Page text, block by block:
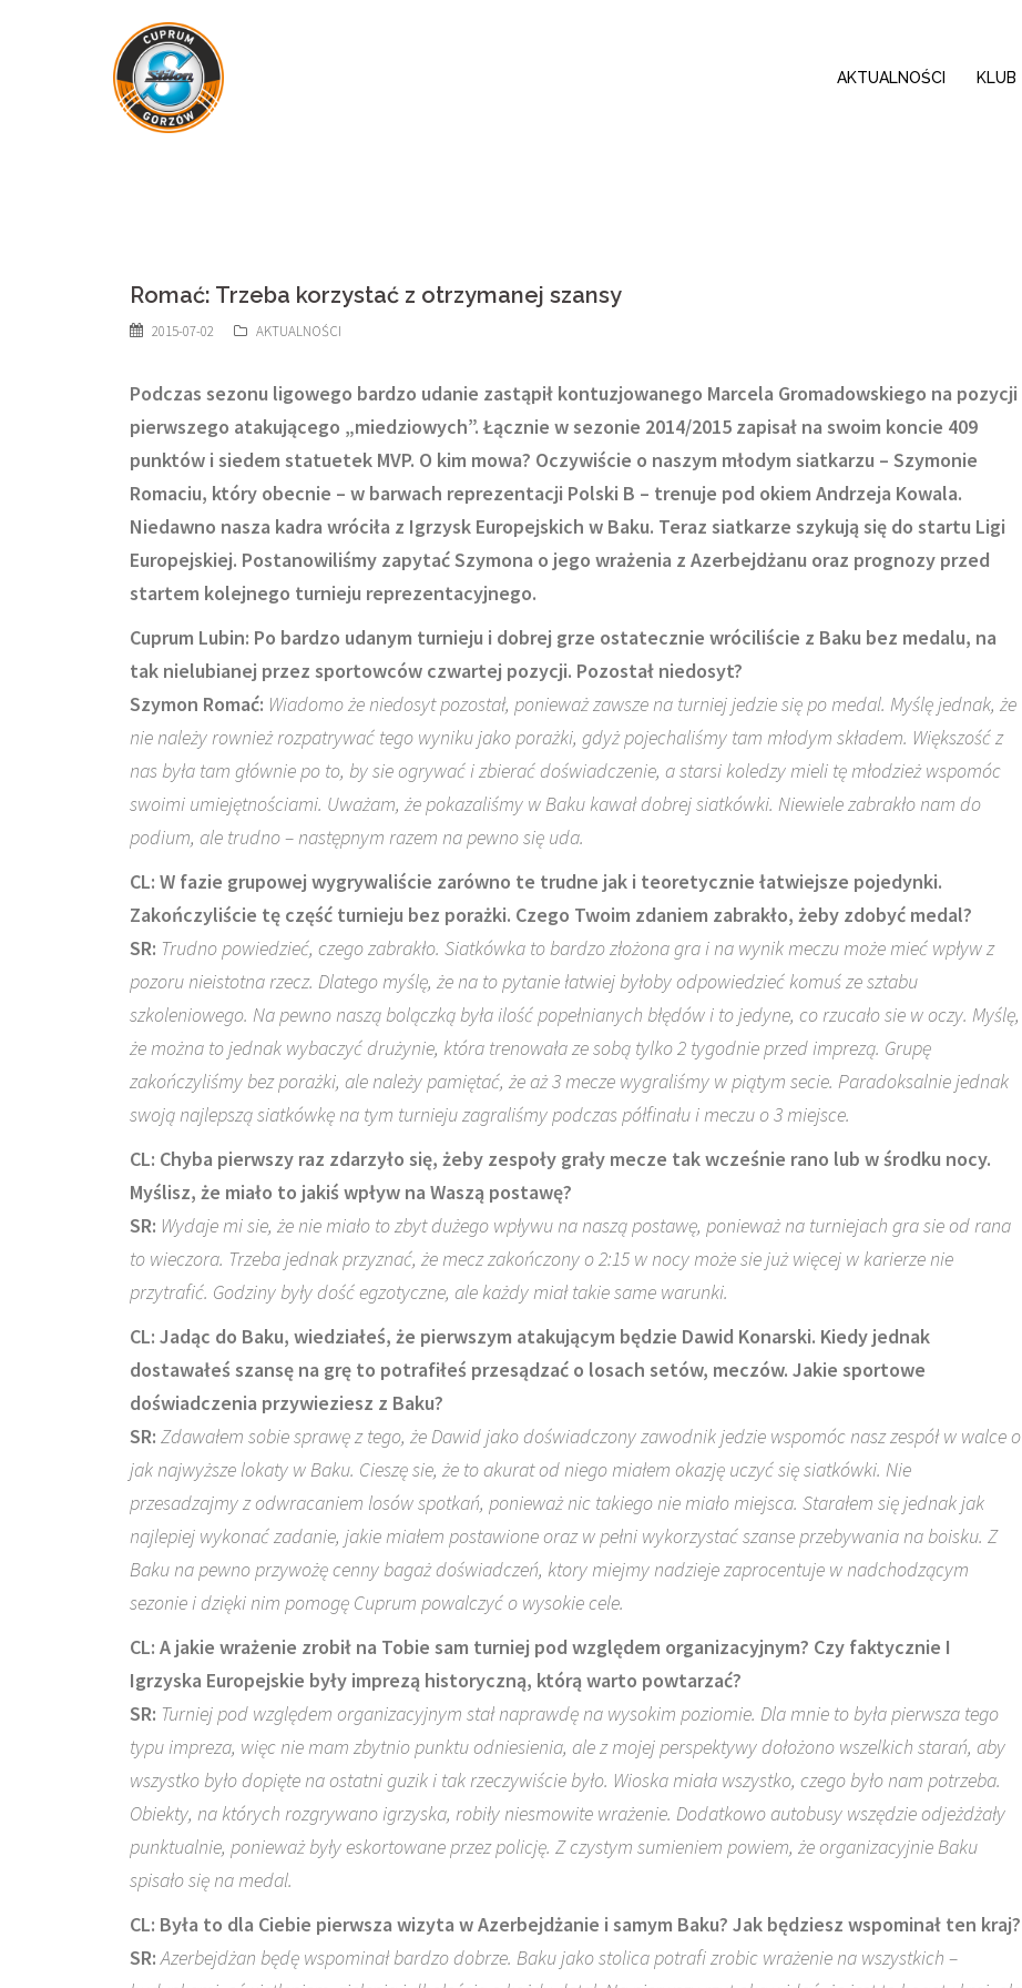
AKTUALNOŚCI KLUB
Romać: Trzeba korzystać z otrzymanej szansy
2015-07-02 AKTUALNOŚCI
Podczas sezonu ligowego bardzo udanie zastąpił kontuzjowanego Marcela Gromadowskiego na pozycji
pierwszego atakującego „miedziowych”. Łącznie w sezonie 2014/2015 zapisał na swoim koncie 409
punktów i siedem statuetek MVP. O kim mowa? Oczywiście o naszym młodym siatkarzu – Szymonie
Romaciu, który obecnie – w barwach reprezentacji Polski B – trenuje pod okiem Andrzeja Kowala.
Niedawno nasza kadra wróciła z Igrzysk Europejskich w Baku. Teraz siatkarze szykują się do startu Ligi
Europejskiej. Postanowiliśmy zapytać Szymona o jego wrażenia z Azerbejdżanu oraz prognozy przed
startem kolejnego turnieju reprezentacyjnego.
Cuprum Lubin: Po bardzo udanym turnieju i dobrej grze ostatecznie wróciliście z Baku bez medalu, na
tak nielubianej przez sportowców czwartej pozycji. Pozostał niedosyt?
Szymon Romać: Wiadomo że niedosyt pozostał, ponieważ zawsze na turniej jedzie się po medal. Myślę jednak, że
nie należy rownież rozpatrywać tego wyniku jako porażki, gdyż pojechaliśmy tam młodym składem. Większość z
nas była tam głównie po to, by sie ogrywać i zbierać doświadczenie, a starsi koledzy mieli tę młodzież wspomóc
swoimi umiejętnościami. Uważam, że pokazaliśmy w Baku kawał dobrej siatkówki. Niewiele zabrakło nam do
podium, ale trudno – następnym razem na pewno się uda.
CL: W fazie grupowej wygrywaliście zarówno te trudne jak i teoretycznie łatwiejsze pojedynki.
Zakończyliście tę część turnieju bez porażki. Czego Twoim zdaniem zabrakło, żeby zdobyć medal?
SR: Trudno powiedzieć, czego zabrakło. Siatkówka to bardzo złożona gra i na wynik meczu może mieć wpływ z
pozoru nieistotna rzecz. Dlatego myślę, że na to pytanie łatwiej byłoby odpowiedzieć komuś ze sztabu
szkoleniowego. Na pewno naszą bolączką była ilość popełnianych błędów i to jedyne, co rzucało sie w oczy. Myślę,
że można to jednak wybaczyć drużynie, która trenowała ze sobą tylko 2 tygodnie przed imprezą. Grupę
zakończyliśmy bez porażki, ale należy pamiętać, że aż 3 mecze wygraliśmy w piątym secie. Paradoksalnie jednak
swoją najlepszą siatkówkę na tym turnieju zagraliśmy podczas półfinału i meczu o 3 miejsce.
CL: Chyba pierwszy raz zdarzyło się, żeby zespoły grały mecze tak wcześnie rano lub w środku nocy.
Myślisz, że miało to jakiś wpływ na Waszą postawę?
SR: Wydaje mi sie, że nie miało to zbyt dużego wpływu na naszą postawę, ponieważ na turniejach gra sie od rana
to wieczora. Trzeba jednak przyznać, że mecz zakończony o 2:15 w nocy może sie już więcej w karierze nie
przytrafić. Godziny były dość egzotyczne, ale każdy miał takie same warunki.
CL: Jadąc do Baku, wiedziałeś, że pierwszym atakującym będzie Dawid Konarski. Kiedy jednak
dostawałeś szansę na grę to potrafiłeś przesądzać o losach setów, meczów. Jakie sportowe
doświadczenia przywieziesz z Baku?
SR: Zdawałem sobie sprawę z tego, że Dawid jako doświadczony zawodnik jedzie wspomóc nasz zespół w walce o
jak najwyższe lokaty w Baku. Cieszę sie, że to akurat od niego miałem okazję uczyć się siatkówki. Nie
przesadzajmy z odwracaniem losów spotkań, ponieważ nic takiego nie miało miejsca. Starałem się jednak jak
najlepiej wykonać zadanie, jakie miałem postawione oraz w pełni wykorzystać szanse przebywania na boisku. Z
Baku na pewno przywożę cenny bagaż doświadczeń, ktory miejmy nadzieje zaprocentuje w nadchodzącym
sezonie i dzięki nim pomogę Cuprum powalczyć o wysokie cele.
CL: A jakie wrażenie zrobił na Tobie sam turniej pod względem organizacyjnym? Czy faktycznie I
Igrzyska Europejskie były imprezą historyczną, którą warto powtarzać?
SR: Turniej pod względem organizacyjnym stał naprawdę na wysokim poziomie. Dla mnie to była pierwsza tego
typu impreza, więc nie mam zbytnio punktu odniesienia, ale z mojej perspektywy dołożono wszelkich starań, aby
wszystko było dopięte na ostatni guzik i tak rzeczywiście było. Wioska miała wszystko, czego było nam potrzeba.
Obiekty, na których rozgrywano igrzyska, robiły niesmowite wrażenie. Dodatkowo autobusy wszędzie odjeżdżały
punktualnie, ponieważ były eskortowane przez policję. Z czystym sumieniem powiem, że organizacyjnie Baku
spisało się na medal.
CL: Była to dla Ciebie pierwsza wizyta w Azerbejdżanie i samym Baku? Jak będziesz wspominał ten kraj?
SR: Azerbejdżan będę wspominał bardzo dobrze. Baku jako stolica potrafi zrobic wrażenie na wszystkich –